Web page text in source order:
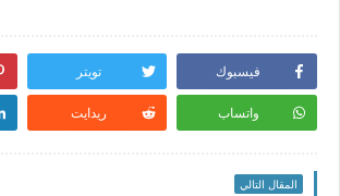
فيسبوك تويتر
واتساب ريدايت
المقال التالي